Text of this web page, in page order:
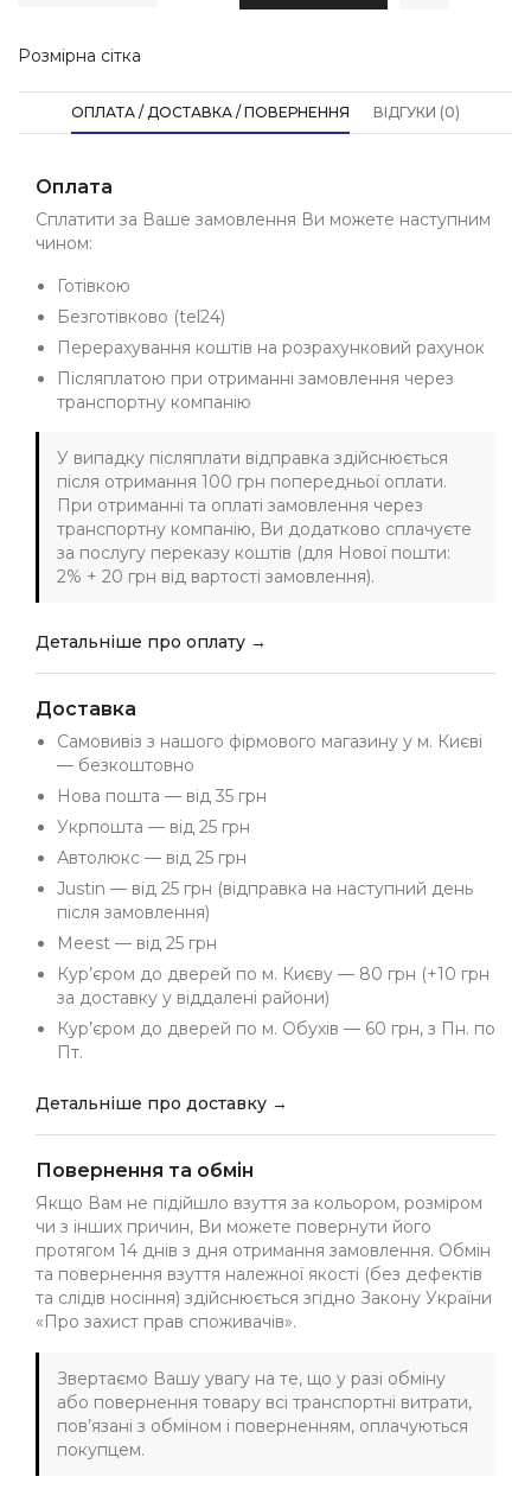
Розмірна сітка
ОПЛАТА / ДОСТАВКА / ПОВЕРНЕННЯ ВІДГУКИ (0)
Оплата
Сплатити за Ваше замовлення Ви можете наступним
чином:
Готівкою
Безготівково (tel24)
Перерахування коштів на розрахунковий рахунок
Післяплатою при отриманні замовлення через
транспортну компанію
У випадку післяплати відправка здійснюється
після отримання 100 грн попередньої оплати.
При отриманні та оплаті замовлення через
транспортну компанію, Ви додатково сплачуєте
за послугу переказу коштів (для Нової пошти:
2% + 20 грн від вартості замовлення).
Детальніше про оплату →
Доставка
Самовивіз з нашого фірмового магазину у м. Києві
— безкоштовно
Нова пошта — від 35 грн
Укрпошта — від 25 грн
Автолюкс — від 25 грн
Justin — від 25 грн (відправка на наступний день
після замовлення)
Meest — від 25 грн
Кур’єром до дверей по м. Києву — 80 грн (+10 грн
за доставку у віддалені райони)
Кур’єром до дверей по м. Обухів — 60 грн, з Пн. по
Пт.
Детальніше про доставку →
Повернення та обмін
Якщо Вам не підійшло взуття за кольором, розміром
чи з інших причин, Ви можете повернути його
протягом 14 днів з дня отримання замовлення. Обмін
та повернення взуття належної якості (без дефектів
та слідів носіння) здійснюється згідно Закону України
«Про захист прав споживачів».
Звертаємо Вашу увагу на те, що у разі обміну
або повернення товару всі транспортні витрати,
пов’язані з обміном і поверненням, оплачуються
покупцем.